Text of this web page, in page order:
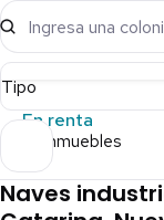
Ingresa una
Tipo
En renta
151 inmuebles
Naves